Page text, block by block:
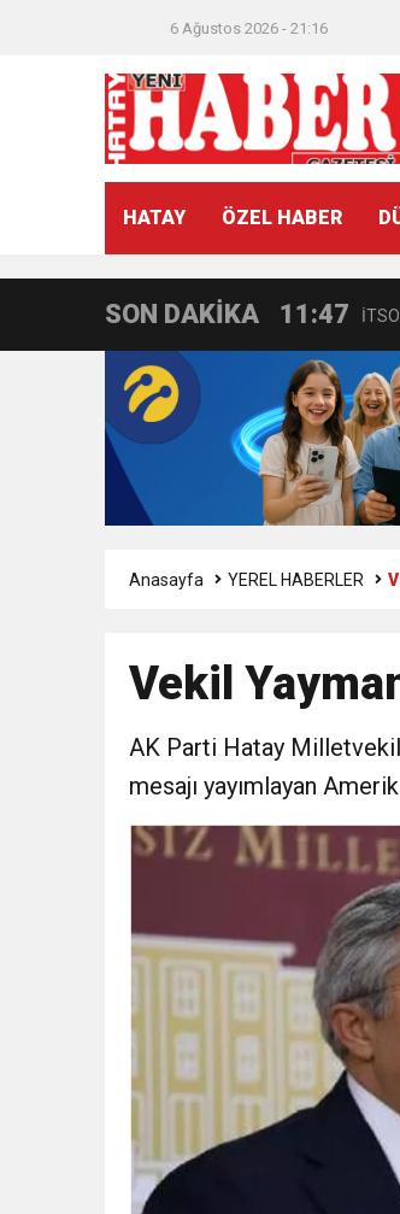
6 Ağustos 2026 - 21:16
HATAY ÖZEL HABER
SON DAKİKA
21:40
11:47
18:55
11:57 IŞIL
21:40
6:19 HBB
17:36
1:00
18:22
Anasayfa YEREL HABERLER
Vekil
AK Parti Hatay
mesajı yayımlayan